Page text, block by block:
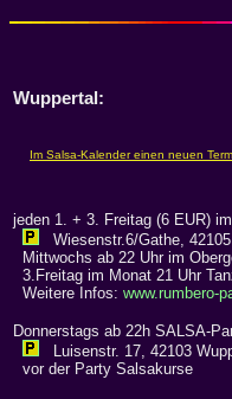
Wuppertal:
jeden 1. + 3. Freitag (6 EUR)
Wiesenstr.6/Gathe,
Mittwochs ab 22 Uhr im
3.Freitag im Monat 21 Uhr
Weitere Infos: www.rumbero-
Donnerstags ab 22h SALSA-
Luisenstr. 17, 42103
vor der Party Salsakurse